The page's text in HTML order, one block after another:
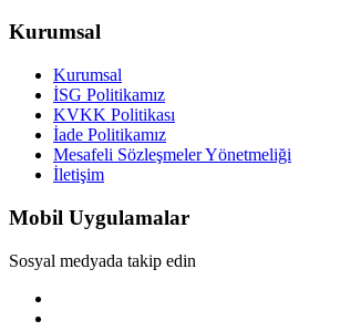
Kurumsal
Kurumsal
İSG Politikamız
KVKK Politikası
İade Politikamız
Mesafeli Sözleşmeler Yönetmeliği
İletişim
Mobil Uygulamalar
Sosyal medyada takip edin